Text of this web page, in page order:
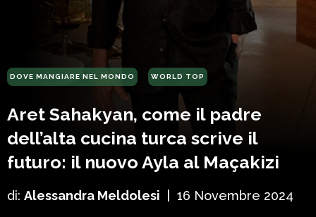
DOVE MANGIARE NEL MONDO WORLD TOP
Aret Sahakyan, come il padre
dell’alta cucina turca scrive il
futuro: il nuovo Ayla al Maçakizi
di: Alessandra Meldolesi 16 Novembre 2024